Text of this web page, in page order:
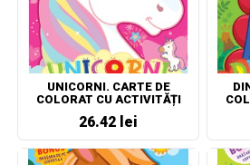
UNICORNI. CARTE DE
COLORAT CU ACTIVITĂȚI
26.42 lei